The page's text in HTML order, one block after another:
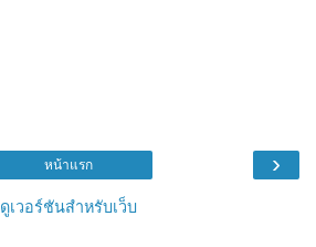
›
หน้าแรก
ดูเวอร์ชันสำหรับเว็บ